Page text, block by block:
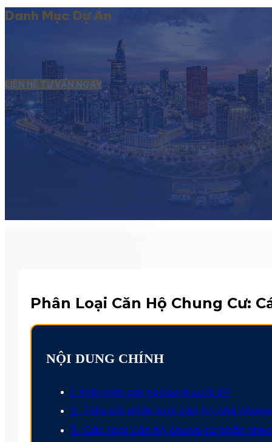
Danh Mục Dự Án
LIÊN HỆ TƯ VẤN NGAY
Phân Loại Căn Hộ Chung Cư:
NỘI DUNG CHÍNH
1. Khái niệm căn hộ chung cư là gì?
2. Tiêu chí phân loại căn hộ nhà
3. Các loại căn hộ chung cư phân